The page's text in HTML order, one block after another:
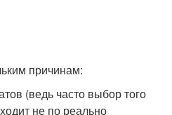
причинам:
(ведь часто выбор того
не по реально